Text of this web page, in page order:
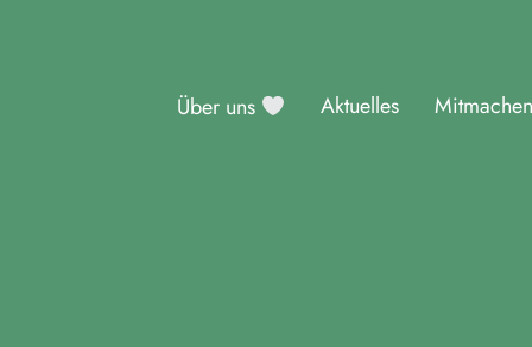
Über uns Aktuelles Mitmachen